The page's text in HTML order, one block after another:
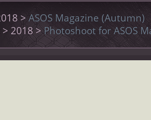
>ASOS Magazine (Autumn)
> 2018 >Photoshoot for ASOS